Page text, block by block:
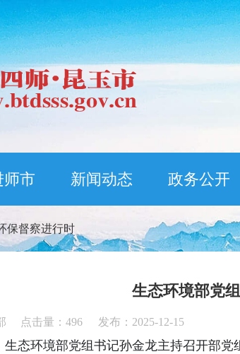
师市 新闻动态 政务公开
保督察进行时
生态环境部党
点击量： 496 发布：2025-12-15
生态环境部党组书记孙金龙主持召开部